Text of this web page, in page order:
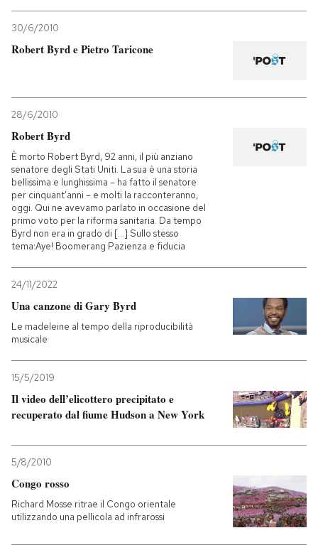
Entra
30/6/2010
Robert Byrd e Pietro Taricone
28/6/2010
Robert Byrd
È morto Robert Byrd, 92 anni, il più anziano
senatore degli Stati Uniti. La sua è una storia
bellissima e lunghissima – ha fatto il senatore
per cinquant’anni – e molti la racconteranno,
oggi. Qui ne avevamo parlato in occasione del
primo voto per la riforma sanitaria. Da tempo
Byrd non era in grado di [...] Sullo stesso
tema:Aye! Boomerang Pazienza e fiducia
24/11/2022
Una canzone di Gary Byrd
Le madeleine al tempo della riproducibilità
musicale
15/5/2019
Il video dell’elicottero precipitato e
recuperato dal fiume Hudson a New York
5/8/2010
Congo rosso
Richard Mosse ritrae il Congo orientale
utilizzando una pellicola ad infrarossi